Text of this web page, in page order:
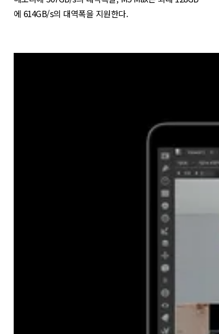
에 614GB/s의 대역폭을 지원한다.